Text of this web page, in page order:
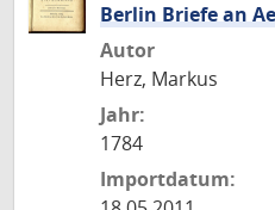
Berlin Briefe an
Autor
Herz, Markus
Jahr:
1784
Importdatum: